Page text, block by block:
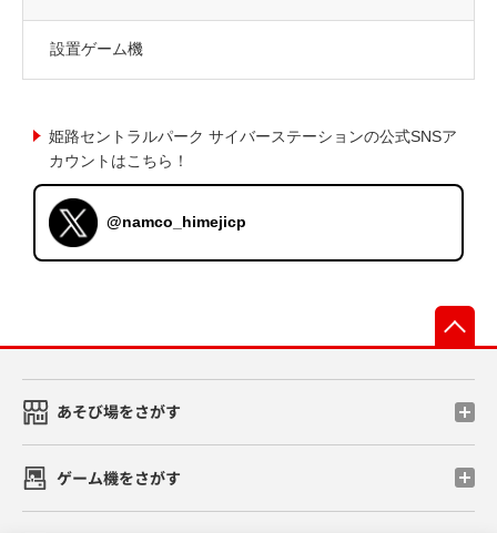
設置ゲーム機
姫路セントラルパーク サイバーステーションの公式SNSア
カウントはこちら！
@namco_himejicp
あそび場をさがす
ゲーム機をさがす